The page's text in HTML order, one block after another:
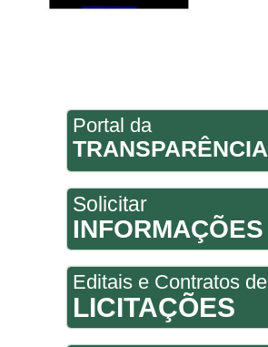
Portal da
TRANSPARÊNCIA
Solicitar
INFORMAÇÕES
Editais e Contratos de
LICITAÇÕES